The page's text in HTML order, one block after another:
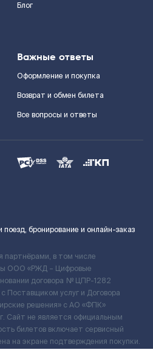
Блог
Важные ответы
Оформление и покупка
Возврат и обмен билета
Все вопросы и ответы
бронирование и онлайн-заказ
в том числе
ООО «РЖД – Цифровые
договора № ЦПР-1282
Поставщиком услуг и Договора
решения» c АО «ФПК»
не является официальным
билетов включает сервисный
на экране подтверждения покупки.